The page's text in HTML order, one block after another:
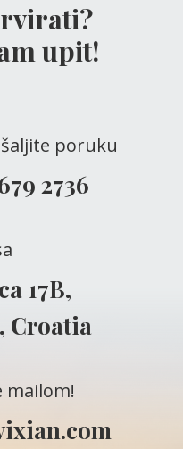
upit!
poruku
2736
17B,
Croatia
mailom!